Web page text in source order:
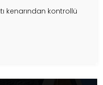
kenarından kontrollü